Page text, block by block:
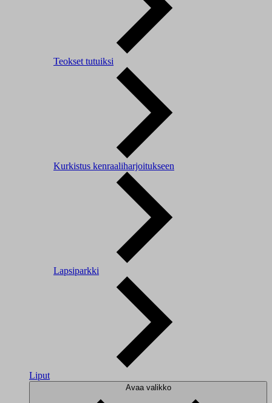
Teokset tutuiksi
Kurkistus kenraaliharjoitukseen
Lapsiparkki
Liput
Avaa valikko